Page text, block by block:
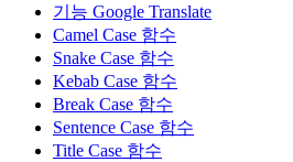
기능 Google Translate
Camel Case 함수
Snake Case 함수
Kebab Case 함수
Break Case 함수
Sentence Case 함수
Title Case 함수